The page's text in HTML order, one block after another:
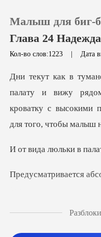
Малыш для биг-
Глава 24 Надежда
Кол-во слов:1223 | Дата
вижу рядом
кроватку с высокими п
в
ивается аб
веселая медсе